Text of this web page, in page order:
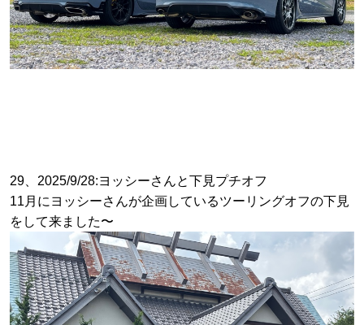
29、2025/9/28:ヨッシーさんと下見プチオフ
11月にヨッシーさんが企画しているツーリングオフの下見
をして来ました〜